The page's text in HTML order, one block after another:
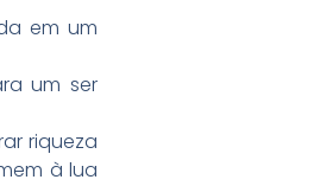
em um
um ser
riqueza
à lua